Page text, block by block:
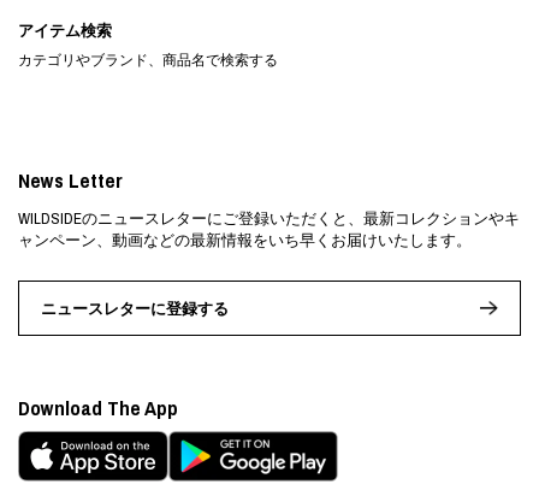
アイテム検索
カテゴリやブランド、商品名で検索する
News Letter
WILDSIDEのニュースレターにご登録いただくと、最新コレクションやキ
ャンペーン、動画などの最新情報をいち早くお届けいたします。
ニュースレターに登録する
Download The App